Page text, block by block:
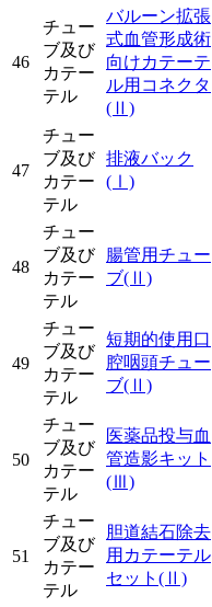
46
チュー
ブ及び
カテー
テル
バルーン拡張
式血管形成術
向けカテーテ
ル用コネクタ
(Ⅱ)
47
チュー
ブ及び
カテー
テル
排液バック
(Ⅰ)
48
チュー
ブ及び
カテー
テル
腸管用チュー
ブ(Ⅱ)
49
チュー
ブ及び
カテー
テル
短期的使用口
腔咽頭チュー
ブ(Ⅱ)
50
チュー
ブ及び
カテー
テル
医薬品投与血
管造影キット
(Ⅲ)
51
チュー
ブ及び
カテー
テル
胆道結石除去
用カテーテル
セット (Ⅱ)